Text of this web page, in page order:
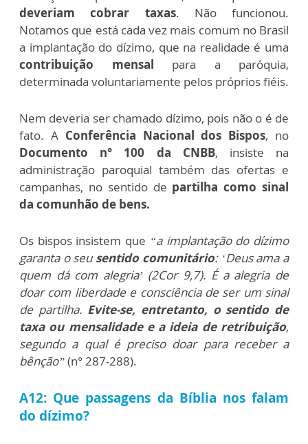
deveriam cobrar taxas. Não funcionou.
Notamos que está cada vez mais comum no Brasil
a implantação do dízimo, que na realidade é uma
contribuição mensal para a paróquia,
determinada voluntariamente pelos próprios fiéis.
Nem deveria ser chamado dízimo, pois não o é de
fato. A Conferência Nacional dos Bispos, no
Documento n° 100 da CNBB, insiste na
administração paroquial também das ofertas e
campanhas, no sentido de partilha como sinal
da comunhão de bens.
Os bispos insistem que “a implantação do dízimo
garanta o seu sentido comunitário: ‘Deus ama a
quem dá com alegria’ (2Cor 9,7). É a alegria de
doar com liberdade e consciência de ser um sinal
de partilha. Evite-se, entretanto, o sentido de
taxa ou mensalidade e a ideia de retribuição,
segundo a qual é preciso doar para receber a
bênção”(n° 287-288).
A12: Que passagens da Bíblia nos falam
do dízimo?